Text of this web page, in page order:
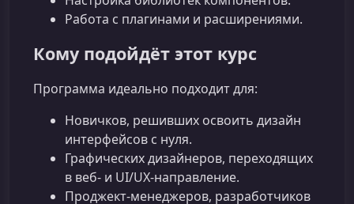
Работа с плагинами и расширениями.
Кому подойдёт этот курс
Программа идеально подходит для:
Новичков, решивших освоить дизайн
интерфейсов с нуля.
Графических дизайнеров, переходящих
в веб- и UI/UX-направление.
Проджект-менеджеров, разработчиков